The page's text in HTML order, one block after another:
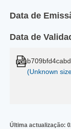
Data de
Data de
(Unknown
Última actualização: